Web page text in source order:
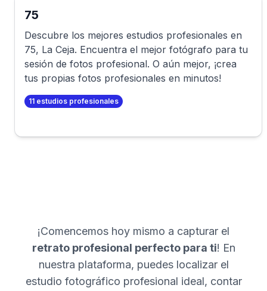
75
Descubre los mejores estudios profesionales en
75, La Ceja. Encuentra el mejor fotógrafo para tu
sesión de fotos profesional. O aún mejor, ¡crea
tus propias fotos profesionales en minutos!
11 estudios profesionales
¡Comencemos hoy mismo a capturar el
retrato profesional perfecto para ti! En
nuestra plataforma, puedes localizar el
estudio fotográfico profesional ideal, contar